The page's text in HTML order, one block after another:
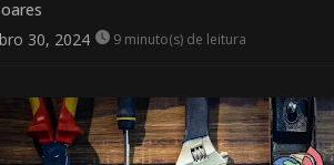
30, 2024
9 minuto(s) de leitura